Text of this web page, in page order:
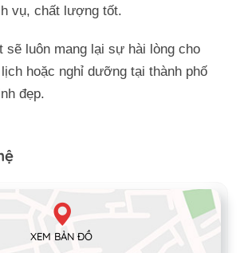
vụ, chất lượng tốt.
sẽ luôn mang lại sự hài lòng cho
hoặc nghỉ dưỡng tại thành phố
đẹp.
XEM BẢN ĐỒ